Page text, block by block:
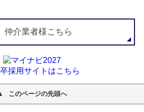
仲介業者様こちら
採用サイトはこちら
このページの先頭へ